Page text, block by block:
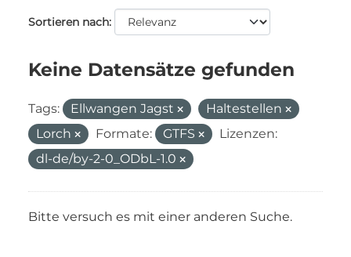
Sortieren nach
Keine Datensätze gefunden
Tags: Ellwangen Jagst
Haltestellen
Lorch
Formate: GTFS
Lizenzen:
dl-de/by-2-0_ODbL-1.0
Bitte versuch es mit einer anderen Suche.